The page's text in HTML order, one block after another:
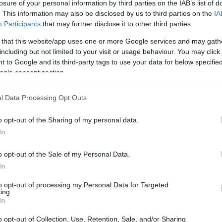
of your personal information by third parties on the IAB’s list of
This information may also be disclosed by us to third parties on the
Participants that may further disclose it to other third parties.
that this website/app uses one or more Google services and may
but not limited to your visit or usage behaviour. You may
to Google and its third-party tags to use your data for below
consent section.
Data Processing Opt Outs
opt-out of the Sharing of my personal data.
opt-out of the Sale of my Personal Data.
opt-out of processing my Personal Data for Targeted
opt-out of Collection, Use, Retention, Sale, and/or Sharing
uno degli eventi più attesi della stagione
attira i migliori giocatori del circuito.
sfide intriganti e potenziali sorprese,
il titolo. Tra i nomi più noti, spiccano
entrambi in cerca di riscatto dopo